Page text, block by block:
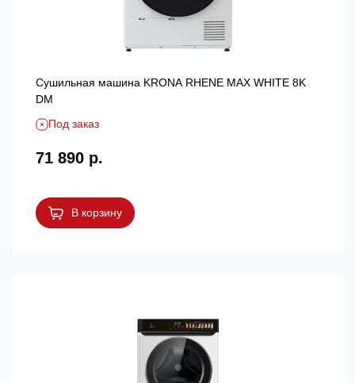
Сушильная машина KRONA RHENE MAX WHITE 8K
DM
Под заказ
71 890 р.
В корзину